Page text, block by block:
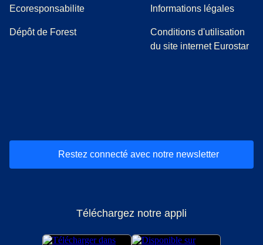
Ecoresponsabilite
Dépôt de Forest
Informations légales
Conditions d'utilisation
du site internet Eurostar
Restez connecté avec notre newsletter
Téléchargez notre appli